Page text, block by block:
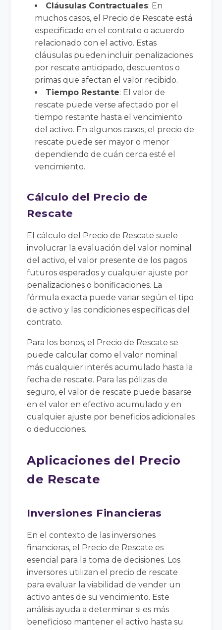
Cláusulas Contractuales: En
muchos casos, el Precio de Rescate está
especificado en el contrato o acuerdo
relacionado con el activo. Estas
cláusulas pueden incluir penalizaciones
por rescate anticipado, descuentos o
primas que afectan el valor recibido.
Tiempo Restante: El valor de
rescate puede verse afectado por el
tiempo restante hasta el vencimiento
del activo. En algunos casos, el precio de
rescate puede ser mayor o menor
dependiendo de cuán cerca esté el
vencimiento.
Cálculo del Precio de
Rescate
El cálculo del Precio de Rescate suele
involucrar la evaluación del valor nominal
del activo, el valor presente de los pagos
futuros esperados y cualquier ajuste por
penalizaciones o bonificaciones. La
fórmula exacta puede variar según el tipo
de activo y las condiciones específicas del
contrato.
Para los bonos, el Precio de Rescate se
puede calcular como el valor nominal
más cualquier interés acumulado hasta la
fecha de rescate. Para las pólizas de
seguro, el valor de rescate puede basarse
en el valor en efectivo acumulado y en
cualquier ajuste por beneficios adicionales
o deducciones.
Aplicaciones del Precio
de Rescate
Inversiones Financieras
En el contexto de las inversiones
financieras, el Precio de Rescate es
esencial para la toma de decisiones. Los
inversores utilizan el precio de rescate
para evaluar la viabilidad de vender un
activo antes de su vencimiento. Este
análisis ayuda a determinar si es más
beneficioso mantener el activo hasta su